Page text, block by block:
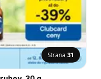
Strana 31